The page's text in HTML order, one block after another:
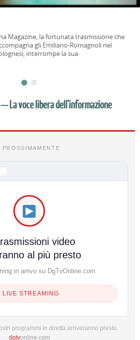
Magazine, la fortunata trasmissione che
gli Emiliano-Romagnoli nel
interrompe la sua
— La voce libera dell'informazione
PROSSIMAMENTE
video
al più presto
in arrivo su DgTvOnline.com
LIVE STREAMING
programmi in diretta arriveranno presto.
dgtvonline.com